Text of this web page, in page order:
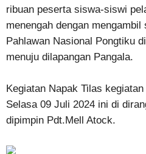
ribuan peserta siswa-siswi
menengah dengan
Pahlawan Nasional Pongtiku
menuju dilapangan Pangala.
Kegiatan Napak Tilas
Selasa 09 Juli 2024 ini di
dipimpin Pdt.Mell Atock.